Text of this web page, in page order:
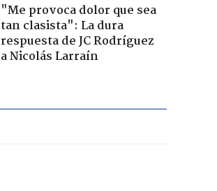
"Me provoca dolor que sea
tan clasista": La dura
respuesta de JC Rodríguez
a Nicolás Larraín